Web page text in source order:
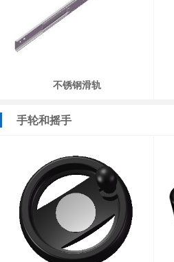
不锈钢滑轨
手轮和摇手